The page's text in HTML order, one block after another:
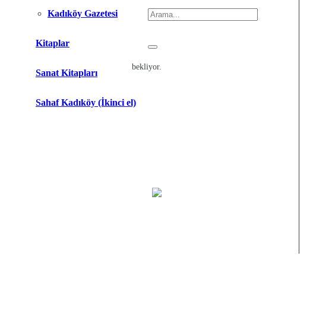
bekliyor.
Kadıköy Gazetesi
Kitaplar
Sanat Kitapları
Sahaf Kadıköy (İkinci el)